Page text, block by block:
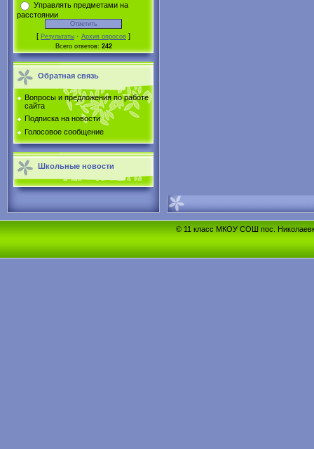
Управлять предметами на
расстоянии
[ Результаты · Архив опросов ]
Всего ответов: 242
Обратная связь
Вопросы и предложения по работе
сайта
Подписка на новости
Голосовое сообщение
Школьные новости
© 11 класс МКОУ СОШ пос.